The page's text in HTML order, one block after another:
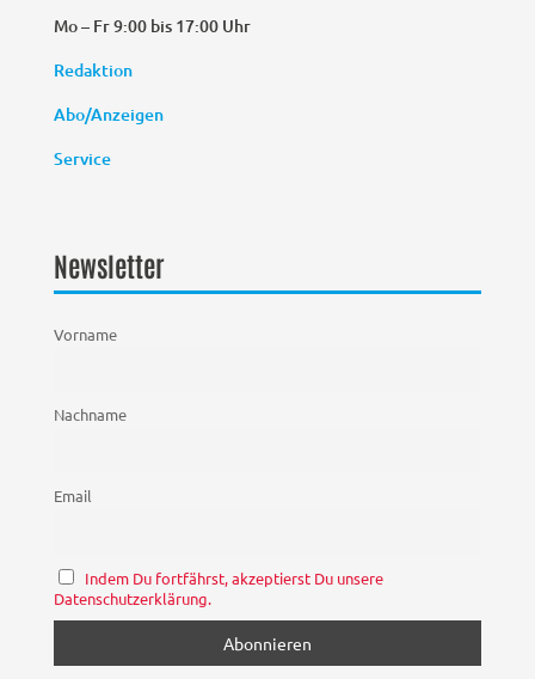
Mo – Fr 9:00 bis 17:00 Uhr
Redaktion
Abo/Anzeigen
Service
Newsletter
Vorname
Nachname
Email
Indem Du fortfährst, akzeptierst Du unsere
Datenschutzerklärung.